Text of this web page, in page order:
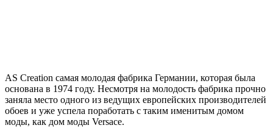
AS Creation самая молодая фабрика Германии, которая была
основана в 1974 году. Несмотря на молодость фабрика прочно
заняла место одного из ведущих европейских производителей
обоев и уже успела поработать с таким именитым домом
моды, как дом моды Versace.